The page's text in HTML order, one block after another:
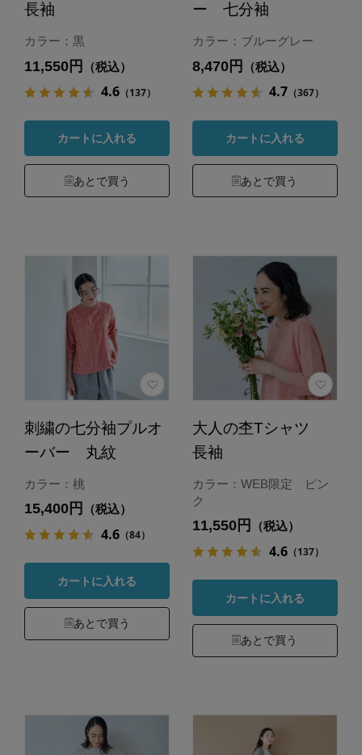
長袖
カラー：黒
11,550円 （税込）
4.6（137）
カートに入れる
あとで買う
ー 七分袖
カラー：ブルーグレー
8,470円 （税込）
4.7（367）
カートに入れる
あとで買う
刺繍の七分袖プルオ
ーバー 丸紋
カラー：桃
15,400円 （税込）
4.6（84）
カートに入れる
あとで買う
大人の杢Tシャツ
長袖
カラー：WEB限定 ピン
ク
11,550円 （税込）
4.6（137）
カートに入れる
あとで買う